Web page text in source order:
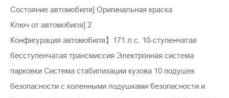
Состояние автомобиля] Оригинальная краска
Ключ от автомобиля] 2
Конфигурация автомобиля】171 л.с. 10-ступенчатая
бесступенчатая трансмиссия Электронная система
парковки Система стабилизации кузова 10 подушек
безопасности с коленными подушками безопасности и